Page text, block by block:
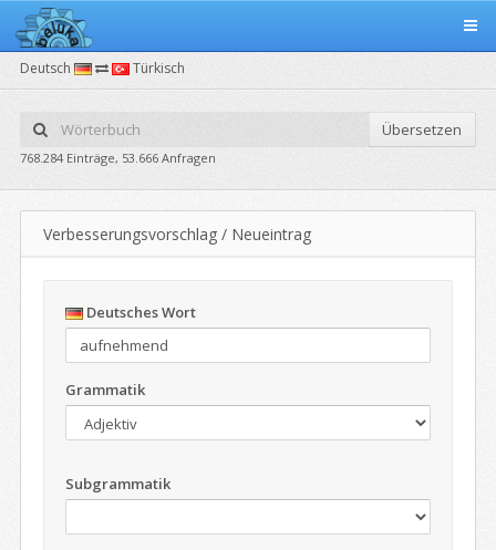
Deutsch Türkisch
Übersetzen
768.284 Einträge, 53.666 Anfragen
Verbesserungsvorschlag / Neueintrag
Deutsches Wort
Grammatik
Subgrammatik